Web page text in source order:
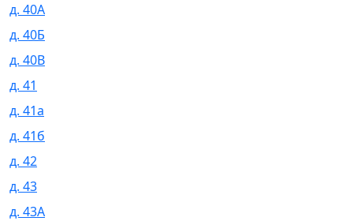
д. 40А
д. 40Б
д. 40В
д. 41
д. 41а
д. 41б
д. 42
д. 43
д. 43А